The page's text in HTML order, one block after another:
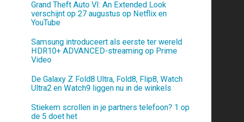
Grand Theft Auto VI: An Extended Look
verschijnt op 27 augustus op Netflix en
YouTube
Samsung introduceert als eerste ter wereld
HDR10+ ADVANCED-streaming op Prime
Video
De Galaxy Z Fold8 Ultra, Fold8, Flip8, Watch
Ultra2 en Watch9 liggen nu in de winkels
Stiekem scrollen in je partners telefoon? 1 op
de 5 doet het